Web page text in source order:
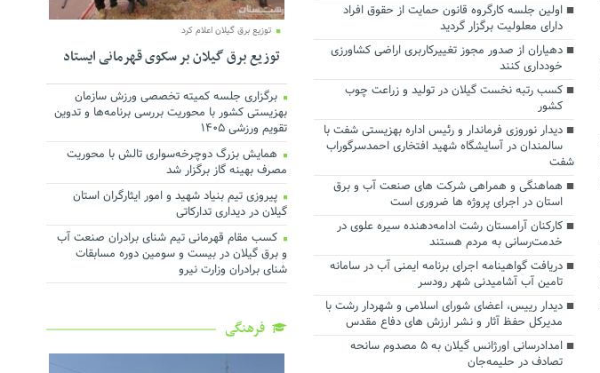
اولین جلسه کارگروه قانون حمایت از حقوق افراد
دارای معلولیت برگزار گردید
دهیاران از صدور مجوز تغییرکاربری اراضی کشاورزی
خودداری کنند
کسب رتبه نخست گیلان در تولید و زراعت چوب
کشور
دیدار نوروزی فرماندار و رئیس اداره بهزیستی شفت با
سالمندان در آسایشگاه شهید افتخاری احمدسرگوراب
شفت
هماهنگی و همراهی شرکت های صنعت آب و برق
استان در اجرای پروژه ها ضروری است
کارکنان آرامستان رشت ادامه‌دهنده سیره علوی در
خدمت‌رسانی به مردم هستند
دریافت گواهینامه اجرای برنامه ایمنی آب در سامانه
تامین آب آشامیدنی شهر رودسر
دیدار رییس، اعضای شورای اسلامی و شهردار رشت با
مدیرکل حفظ آثار و نشر ارزش های دفاع مقدس
امدادرسانی اورژانس گیلان به ۵ مصدوم سانحه
تصادف در حلیمه‌جان
توزیع برق گیلان اعلام کرد
توزیع برق گیلان بر سکوی قهرمانی ایستاد
برگزاری جلسه کمیته تخصصی ورزش سازمان
بهزیستی کشور با محوریت بررسی برنامه‌ها و تدوین
تقویم ورزشی ۱۴۰۵
همایش بزرگ دوچرخه‌سواری تالش با محوریت
مصرف بهینه گاز برگزار شد
پیروزی تیم بنیاد شهید و امور ایثارگران استان
گیلان در دیداری تدارکاتی
کسب مقام قهرمانی تیم شنای برادران صنعت آب
و برق گیلان در بیست و سومین دوره مسابقات
شنای برادران وزارت نیرو
فرهنگی